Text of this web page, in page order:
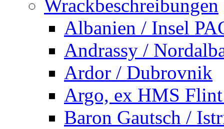
Wrackbeschreibungen
Albanien / Insel
Andrassy /
Ardor / Dubrovnik
Argo, ex HMS
Baron Gautsch /